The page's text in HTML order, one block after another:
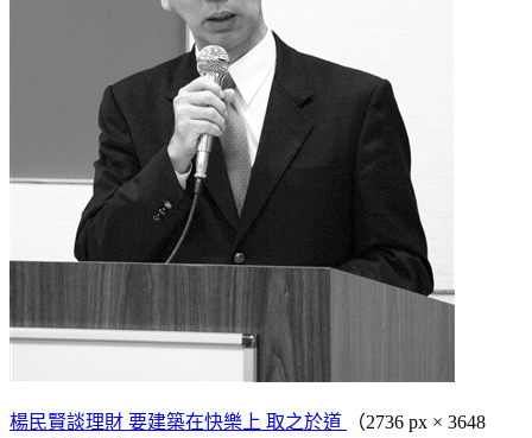
楊民賢談理財 要建築在快樂上 取之於道
（2736 px × 3648